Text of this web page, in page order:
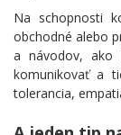
Na schopnosti
obchodné alebo
a návodov, ako
komunikovať a
tolerancia,